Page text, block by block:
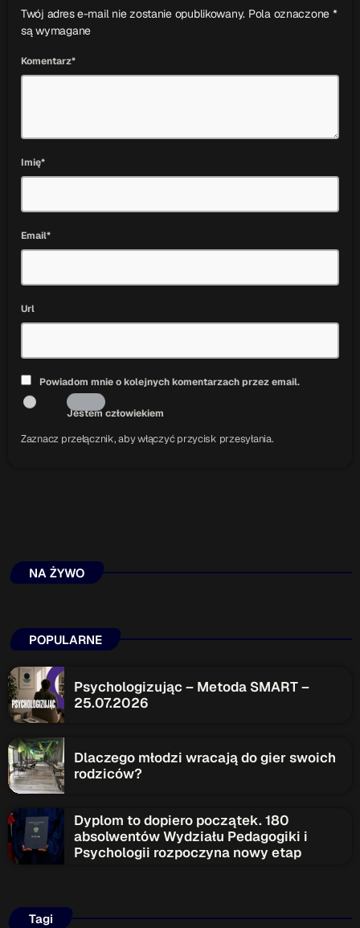
Twój adres e-mail nie zostanie opublikowany. Pola oznaczone *
są wymagane
Komentarz*
Imię*
Email*
Url
Powiadom mnie o kolejnych komentarzach przez email.
Jestem człowiekiem
Zaznacz przełącznik, aby włączyć przycisk przesyłania.
NA ŻYWO
POPULARNE
Psychologizując – Metoda SMART –
25.07.2026
Dlaczego młodzi wracają do gier swoich
rodziców?
Dyplom to dopiero początek. 180
absolwentów Wydziału Pedagogiki i
Psychologii rozpoczyna nowy etap
Tagi